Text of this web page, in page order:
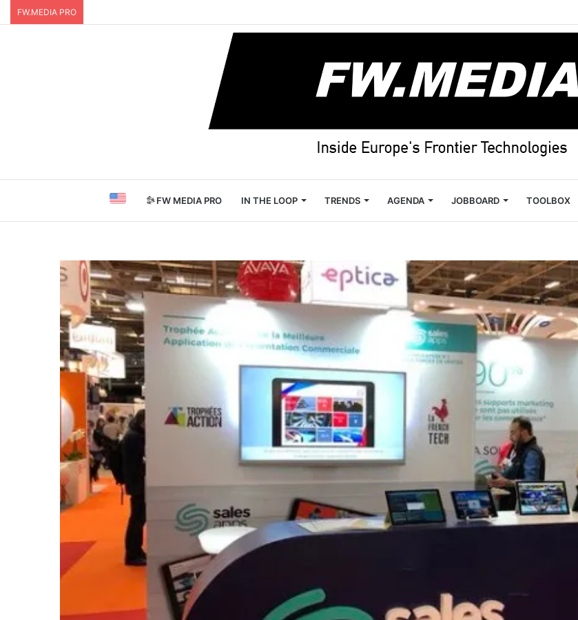
FW.MEDIA PRO
FW MEDIA PRO IN THE LOOP TRENDS AGENDA JOBBOARD TOOLBOX